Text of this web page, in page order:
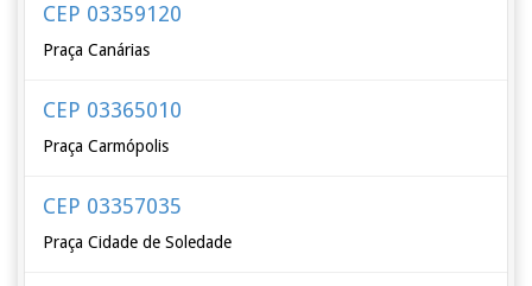
CEP 03359120
Praça Canárias
CEP 03365010
Praça Carmópolis
CEP 03357035
Praça Cidade de Soledade